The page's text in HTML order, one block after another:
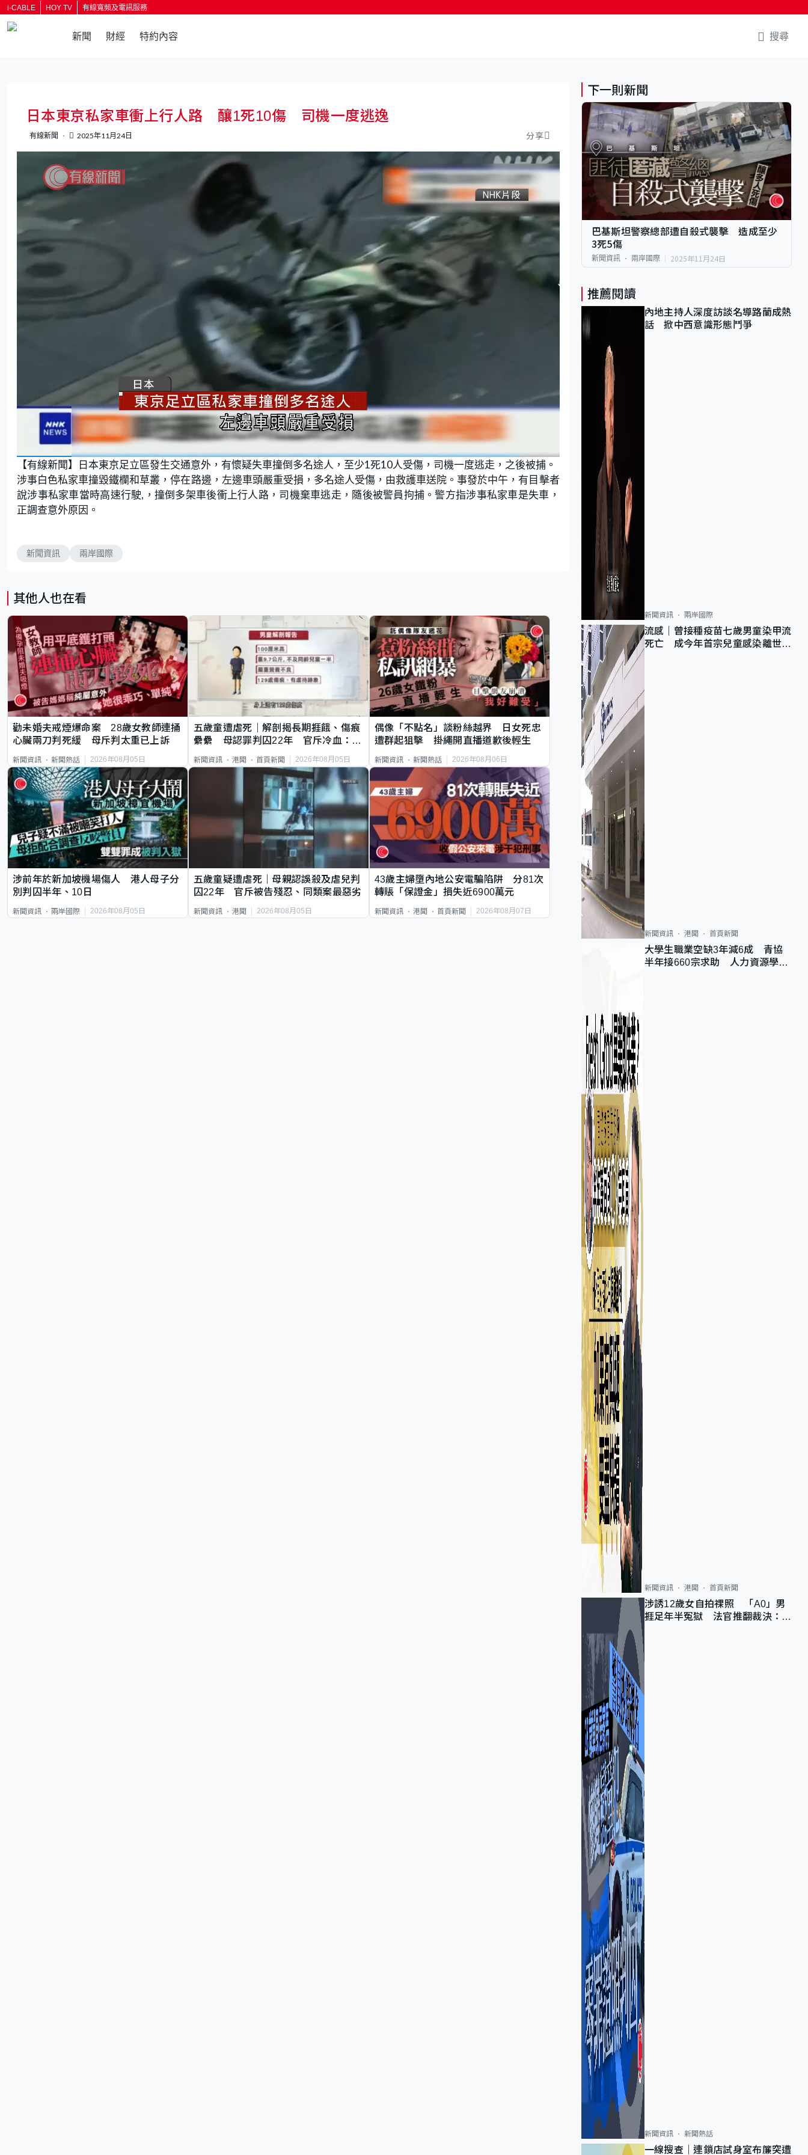
i-CABLE HOY TV 有線寬頻及電訊服務
新聞 財經 特約內容 搜尋
日本東京私家車衝上行人路 釀1死10傷 司機一度逃逸
有線新聞 2025年11月24日 分享
n
m
u
t
e
o
a
d
d
:
8
8
【有線新聞】日本東京足立區發生交通意外，有懷疑失車撞倒多名途人，至少1死10人受傷，司機一度逃走，之後被捕。
涉事白色私家車撞毀鐵欄和草叢，停在路邊，左邊車頭嚴重受損，多名途人受傷，由救護車送院。事發於中午，有目擊者
說涉事私家車當時高速行駛,，撞倒多架車後衝上行人路，司機棄車逃走，隨後被警員拘捕。警方指涉事私家車是失車，
正調查意外原因。
新聞資訊 兩岸國際
其他人也在看
勸未婚夫戒煙爆命案 28歲女教師連捅
心臟兩刀判死緩 母斥判太重已上訴
新聞資訊 新聞熱話 2026年08月05日
五歲童遭虐死｜解剖揭長期捱餓、傷痕
纍纍 母認罪判囚22年 官斥冷血：同
新聞資訊 港聞 首頁新聞 2026年08月05日
偶像「不點名」談粉絲越界 日女死忠
遭群起狙擊 掛繩開直播道歉後輕生
新聞資訊 新聞熱話 2026年08月06日
涉前年於新加坡機場傷人 港人母子分
別判囚半年、10日
新聞資訊 兩岸國際 2026年08月05日
五歲童疑遭虐死｜母親認誤殺及虐兒判
囚22年 官斥被告殘忍、同類案最惡劣
新聞資訊 港聞 2026年08月05日
43歲主婦墮內地公安電騙陷阱 分81次
轉賬「保證金」損失近6900萬元
新聞資訊 港聞 首頁新聞 2026年08月07日
下一則新聞
巴基斯坦警察總部遭自殺式襲擊 造成至少
3死5傷
新聞資訊 兩岸國際 2025年11月24日
推薦閱讀
內地主持人深度訪談名導路蘭成熱
話 掀中西意識形態鬥爭
新聞資訊 兩岸國際
流感｜曾接種疫苗七歲男童染甲流
死亡 成今年首宗兒童感染離世個
新聞資訊 港聞 首頁新聞
大學生職業空缺3年減6成 青協
半年接660宗求助 人力資源學
新聞資訊 港聞 首頁新聞
涉誘12歲女自拍祼照 「A0」男
捱足年半冤獄 法官推翻裁決：抄
新聞資訊 新聞熱話
一線搜查｜連鎖店試身室布簾突遭